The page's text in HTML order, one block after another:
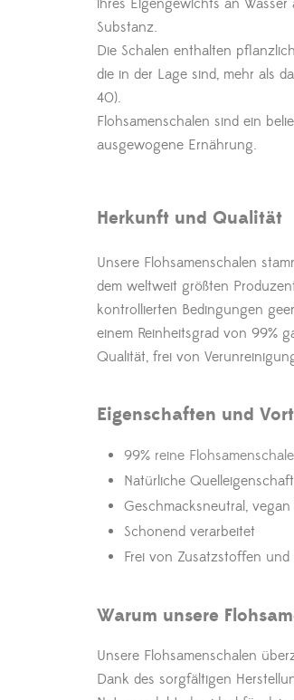
ihres Eigengewichts an
Substanz.
Die Schalen enthalten
die in der Lage sind, mehr als
40).
Flohsamenschalen sind ein
ausgewogene Ernährung.
Herkunft und Qualität
Unsere Flohsamenschalen
dem weltweit größten
kontrollierten Bedingungen
einem Reinheitsgrad von 99%
Qualität, frei von
Eigenschaften und
99% reine
Natürliche
Geschmacksneutral,
Schonend verarbeitet
Frei von Zusatzstoffen
Warum unsere
Unsere Flohsamenschalen
Dank des sorgfältigen